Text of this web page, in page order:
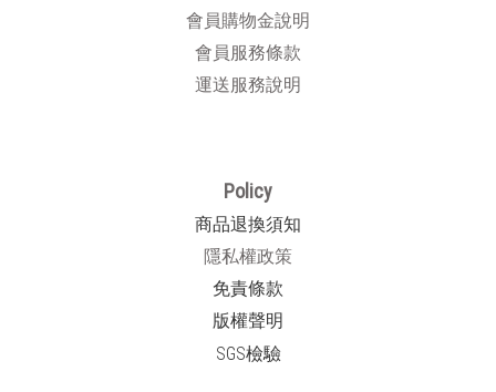
會員購物金說明
會員服務條款
運送服務說明
Policy
商品退換須知
隱私權政策
免責條款
版權聲明
SGS檢驗